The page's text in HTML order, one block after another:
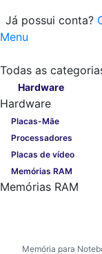
Já possui conta?
Menu
Todas as
Hardware
Hardware
Placas-Mãe
Processadores
Placas de vídeo
Memórias RAM
Memórias RAM
Memória para